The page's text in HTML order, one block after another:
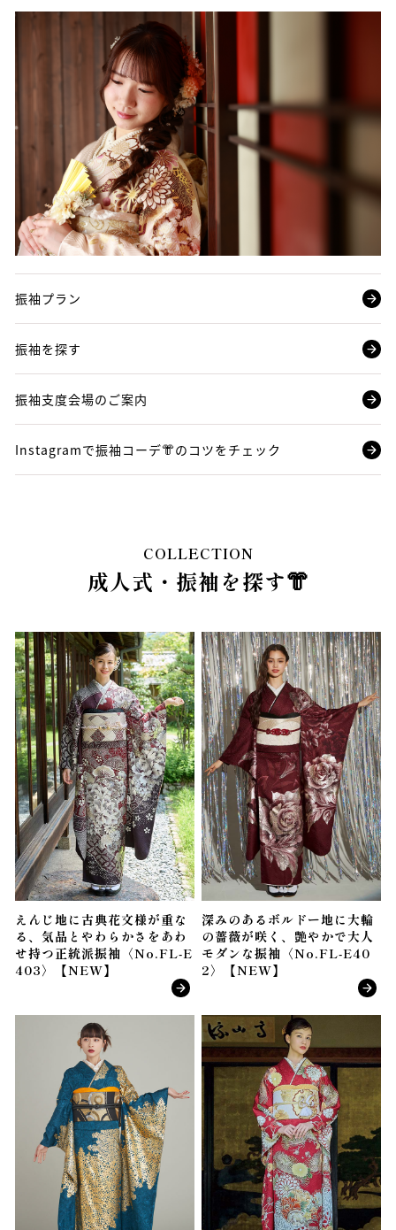
振袖プラン
振袖を探す
振袖支度会場のご案内
Instagramで振袖コーデ👘のコツをチェック
COLLECTION
成人式・振袖を探す👘
えんじ地に古典花文様が重な
る、気品とやわらかさをあわ
せ持つ正統派振袖〈No.FL-E
403〉【NEW】
深みのあるボルドー地に大輪
の薔薇が咲く、艶やかで大人
モダンな振袖〈No.FL-E40
2〉【NEW】